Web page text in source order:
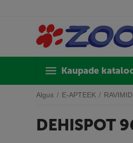
Kaupade
Algus / E-APTEEK /
DEHISPOT